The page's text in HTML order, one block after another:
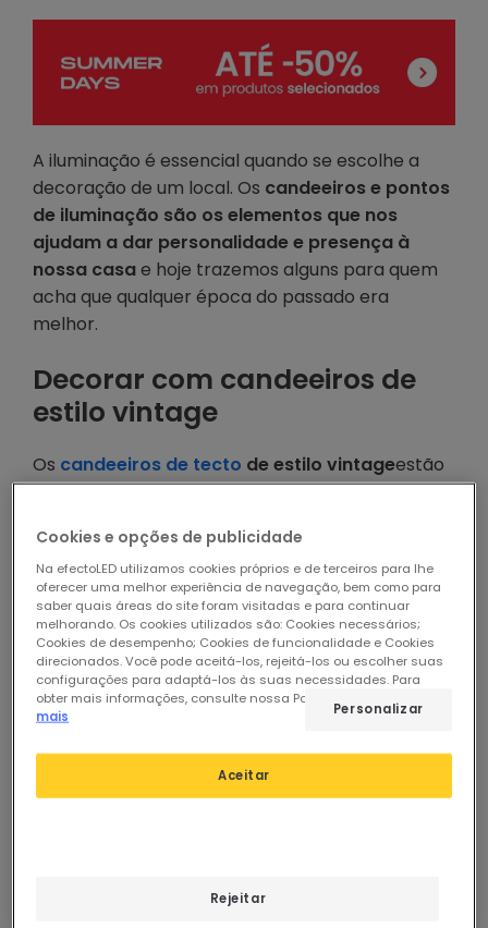
A iluminação é essencial quando se escolhe a
decoração de um local. Os candeeiros e pontos
de iluminação são os elementos que nos
ajudam a dar personalidade e presença à
nossa casae hoje trazemos alguns para quem
acha que qualquer época do passado era
melhor.
Decorar com candeeiros de
estilo vintage
Os candeeiros de tecto de estilo vintageestão
em voga ultimamente, é um estilo decorativo
de hoje. Podemos decorar a nossa casa com um
toque mais contemporâneo, mas estes
candeeiros de design estilo vintageadaptam-
se perfeitamente se soubermos como.
Na efectoLED também somos amantes do retro
e é por isso que, dentro da nossa gama de
estilo industrial ou retro
inspirados na década
americana dos anos 30 e alguns mais anos 60
Cookies e opções de publicidade
Na efectoLED utilizamos cookies próprios e de terceiros para lhe
oferecer uma melhor experiência de navegação, bem como para
saber quais áreas do site foram visitadas e para continuar
melhorando. Os cookies utilizados são: Cookies necessários;
Cookies de desempenho; Cookies de funcionalidade e Cookies
direcionados. Você pode aceitá-los, rejeitá-los ou escolher suas
configurações para adaptá-los às suas necessidades. Para
obter mais informações, consulte nossa Política de Cookies.
mais
Rejeitar
Aceitar
Personalizar